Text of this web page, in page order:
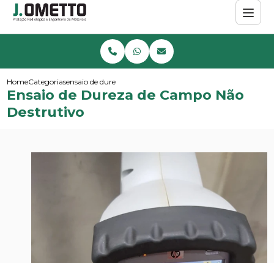
HomeCategoriasensaio de dureza de campo nao destrutivo
Ensaio de Dureza de Campo Não
Destrutivo